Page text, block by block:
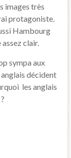
images très
protagoniste.
Hambourg
clair.
sympa aux
décident
les anglais